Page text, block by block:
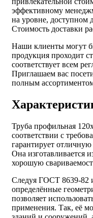
эффективному
на уровне, доступном
Стоимость доставки
Наши клиенты могут
продукция проходит
соответствует всем
Приглашаем вас
полным
Труба профильная
соответствии с
гарантирует отличную
Она изготавливается
хорошую
Следуя ГОСТ 8639-82
определённые
позволяет
применения. Так, её